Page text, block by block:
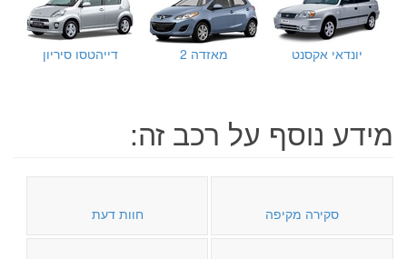
יונדאי אקסנט מאזדה 2 דייהטסו סיריון
מידע נוסף על רכב זה:
סקירה מקיפה חוות דעת